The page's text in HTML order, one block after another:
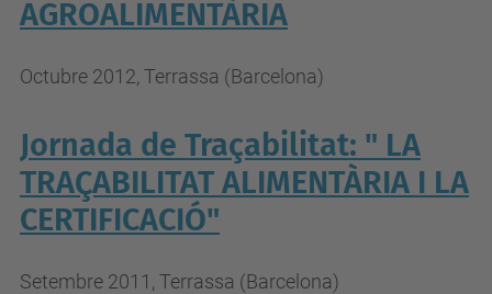
AGROALIMENTÀRIA
Octubre 2012, Terrassa (Barcelona)
Jornada de Traçabilitat: " LA
TRAÇABILITAT ALIMENTÀRIA I LA
CERTIFICACIÓ"
Setembre 2011, Terrassa (Barcelona)